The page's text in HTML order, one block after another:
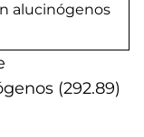
alucinógenos
(292.89)